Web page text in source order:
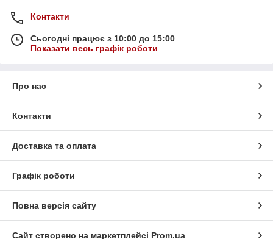
Контакти
Сьогодні працює з 10:00 до 15:00
Показати весь графік роботи
Про нас
Контакти
Доставка та оплата
Графік роботи
Повна версія сайту
Сайт створено на маркетплейсі Prom.ua